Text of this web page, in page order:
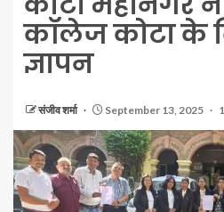
कॉलेज कोटा के
ज्ञापन
संजीव शर्मा September 13, 2025